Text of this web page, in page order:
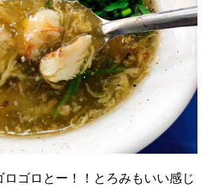
ゴロとー！！とろみもいい感じ